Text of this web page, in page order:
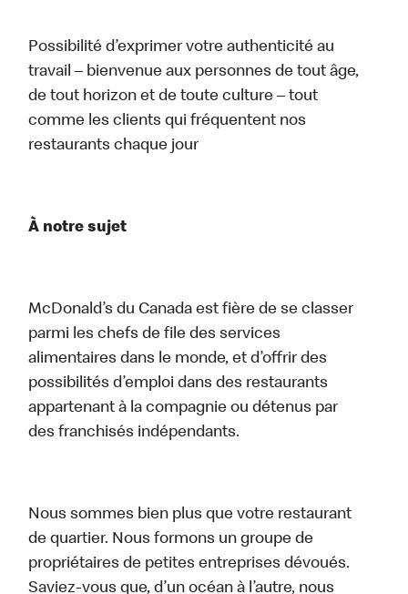
Possibilité d’exprimer votre authenticité au
travail – bienvenue aux personnes de tout âge,
de tout horizon et de toute culture – tout
comme les clients qui fréquentent nos
restaurants chaque jour
À notre sujet
McDonald’s du Canada est fière de se classer
parmi les chefs de file des services
alimentaires dans le monde, et d’offrir des
possibilités d’emploi dans des restaurants
appartenant à la compagnie ou détenus par
des franchisés indépendants.
Nous sommes bien plus que votre restaurant
de quartier. Nous formons un groupe de
propriétaires de petites entreprises dévoués.
Saviez-vous que, d’un océan à l’autre, nous